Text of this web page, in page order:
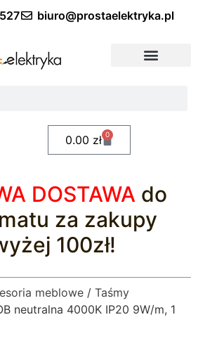
biuro@prostaelektryka.pl
0.00 zł 0
DOSTAWA do
za zakupy
100zł!
meblowe / Taśmy
neutralna 4000K IP20 9W/m, 1